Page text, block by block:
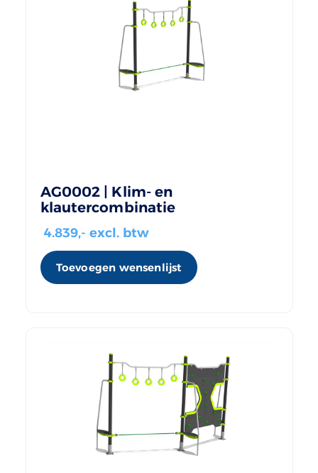
AG0002 | Klim- en
klautercombinatie
4.839,- excl. btw
Toevoegen wensenlijst